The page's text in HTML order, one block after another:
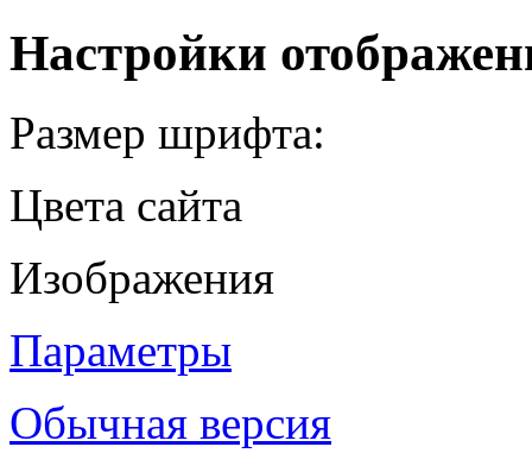
Настройки
Размер шрифта:
Цвета сайта
Изображения
Параметры
Обычная версия